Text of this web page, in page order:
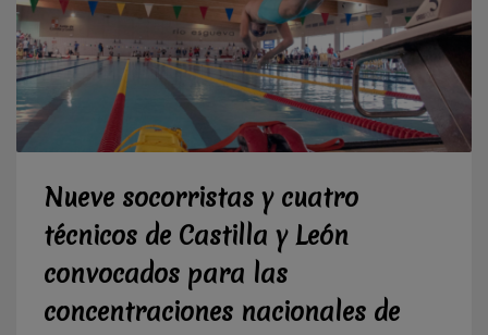
Nueve socorristas y cuatro
técnicos de Castilla y León
convocados para las
concentraciones nacionales de